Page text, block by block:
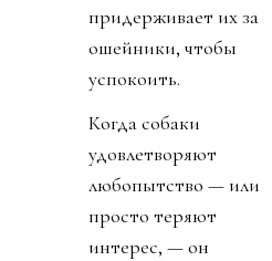
придерживает их за
ошейники, чтобы
успокоить.
Когда собаки
удовлетворяют
любопытство — или
просто теряют
интерес, — он